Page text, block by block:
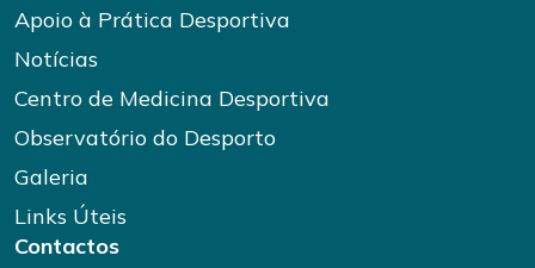
Apoio à Prática Desportiva
Notícias
Centro de Medicina Desportiva
Observatório do Desporto
Galeria
Links Úteis
Contactos